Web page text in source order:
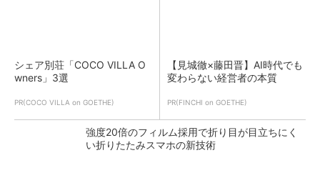
シェア別荘「COCO VILLA O
wners」3選
PR(COCO VILLA on GOETHE)
【見城徹×藤田晋】AI時代でも
変わらない経営者の本質
PR(FINCHI on GOETHE)
強度20倍のフィルム採用で折り目が目立ちにく
い折りたたみスマホの新技術